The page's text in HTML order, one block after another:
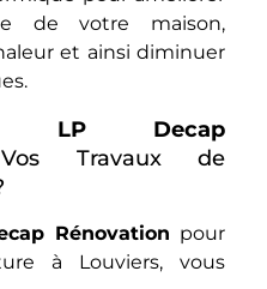
de votre maison,
et ainsi diminuer
LP Decap
Travaux de
Rénovation pour
à Louviers, vous